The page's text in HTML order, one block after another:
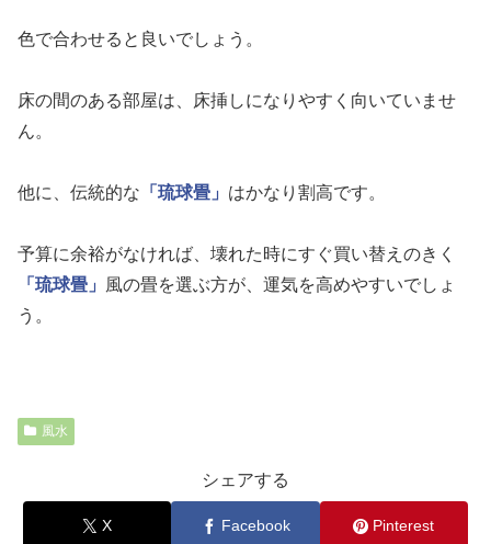
色で合わせると良いでしょう。
床の間のある部屋は、床挿しになりやすく向いていませ
ん。
他に、伝統的な 「琉球畳」 はかなり割高です。
予算に余裕がなければ、壊れた時にすぐ買い替えのきく
「琉球畳」
風の畳を選ぶ方が、運気を高めやすいでしょ
う。
風水
シェアする
X Facebook Pinterest